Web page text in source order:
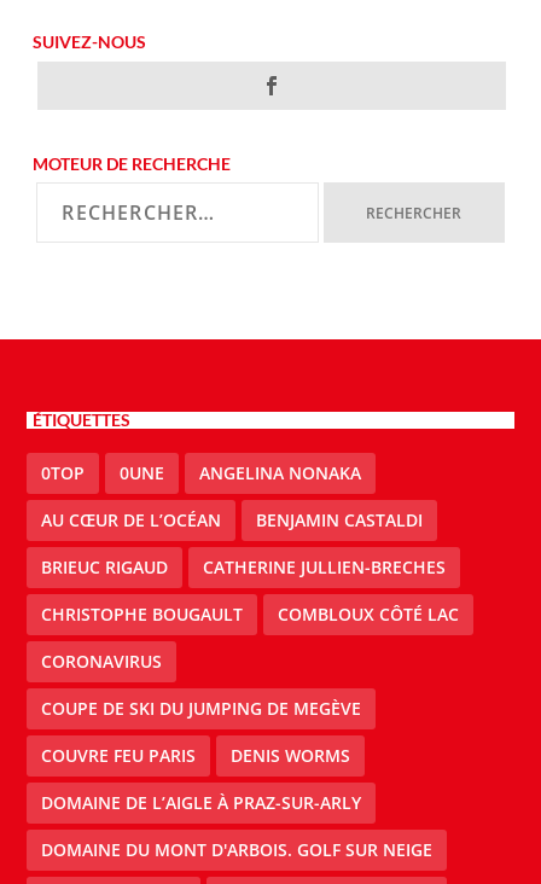
SUIVEZ-NOUS
MOTEUR DE RECHERCHE
ÉTIQUETTES
0TOP 0UNE ANGELINA NONAKA
AU CŒUR DE L’OCÉAN BENJAMIN CASTALDI
BRIEUC RIGAUD CATHERINE JULLIEN-BRECHES
CHRISTOPHE BOUGAULT COMBLOUX CÔTÉ LAC
CORONAVIRUS
COUPE DE SKI DU JUMPING DE MEGÈVE
COUVRE FEU PARIS DENIS WORMS
DOMAINE DE L’AIGLE À PRAZ-SUR-ARLY
DOMAINE DU MONT D'ARBOIS. GOLF SUR NEIGE